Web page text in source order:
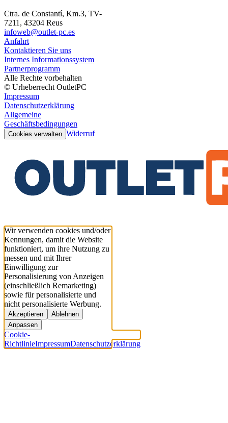
Ctra. de Constantí, Km.3, TV-
7211, 43204 Reus
infoweb@outlet-pc.es
Anfahrt
Kontaktieren Sie uns
Internes Informationssystem
Partnerprogramm
Alle Rechte vorbehalten
© Urheberrecht OutletPC
Impressum
Datenschutzerklärung
Allgemeine
Geschäftsbedingungen
Cookies verwalten Widerruf
Wir verwenden cookies und/oder
Kennungen, damit die Website
funktioniert, um ihre Nutzung zu
messen und mit Ihrer
Einwilligung zur
Personalisierung von Anzeigen
(einschließlich Remarketing)
sowie für personalisierte und
nicht personalisierte Werbung.
Akzeptieren
Ablehnen
Anpassen
Cookie-
RichtlinieImpressumDatenschutzerklärung